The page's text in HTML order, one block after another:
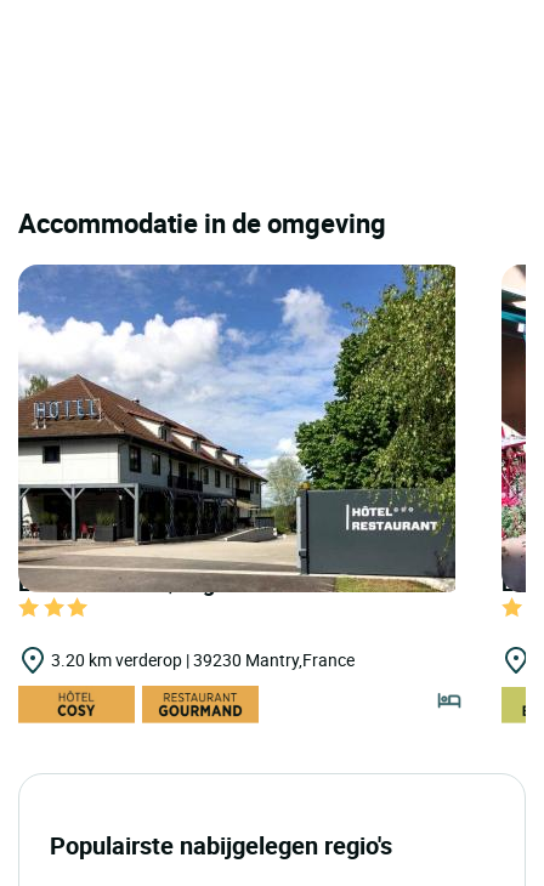
Accommodatie in de omgeving
LOGIS HOTELS | Logis Hôtel la Fontaine
3.20 km verderop | 39230 Mantry,France
Populairste nabijgelegen regio's